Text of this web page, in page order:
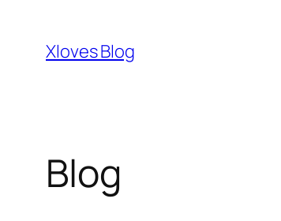
Inhalt
springen
Xloves Blog
Blog